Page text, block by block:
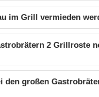
im Grill vermieden
2 Grillroste
den großen